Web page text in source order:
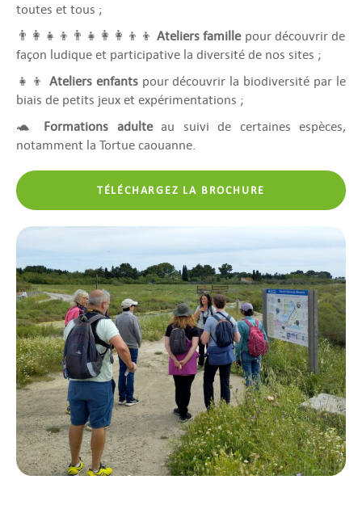
toutes et tous ;
👨‍👩‍👧‍👦👨‍👧👩‍👩‍👦‍👦Ateliers famillepour découvrir de
façon ludique et participative la diversité de nos sites ;
👧👦 Ateliers enfantspour découvrir la biodiversité par le
biais de petits jeux et expérimentations ;
🐢 Formations adulteau suivi de certaines espèces,
notamment la Tortue caouanne.
TÉLÉCHARGEZ LA BROCHURE